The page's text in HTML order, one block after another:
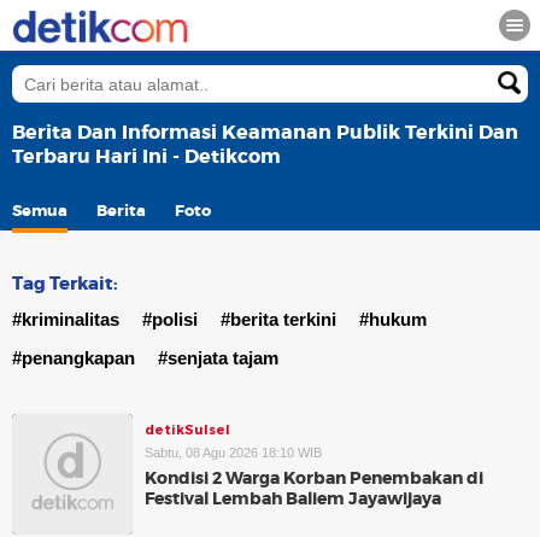
Berita Dan Informasi Keamanan Publik Terkini Dan
Terbaru Hari Ini - Detikcom
Semua Berita Foto
Tag Terkait:
#kriminalitas #polisi #berita terkini
#hukum
#penangkapan
#senjata tajam
detikSulsel
Sabtu, 08 Agu 2026 18:10 WIB
Kondisi 2 Warga Korban Penembakan di
Festival Lembah Baliem Jayawijaya